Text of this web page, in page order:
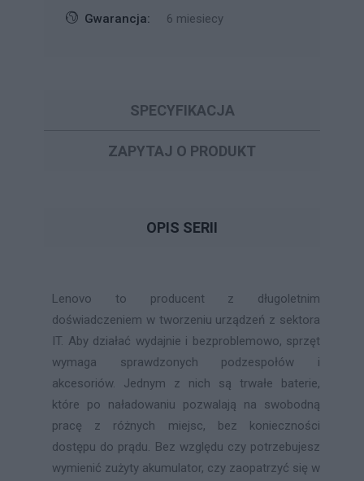
Gwarancja:
6 miesiecy
SPECYFIKACJA
ZAPYTAJ O PRODUKT
OPIS SERII
Lenovo to producent z długoletnim
doświadczeniem w tworzeniu urządzeń z sektora
IT. Aby działać wydajnie i bezproblemowo, sprzęt
wymaga sprawdzonych podzespołów i
akcesoriów. Jednym z nich są trwałe baterie,
które po naładowaniu pozwalają na swobodną
pracę z różnych miejsc, bez konieczności
dostępu do prądu. Bez względu czy potrzebujesz
wymienić zużyty akumulator, czy zaopatrzyć się w